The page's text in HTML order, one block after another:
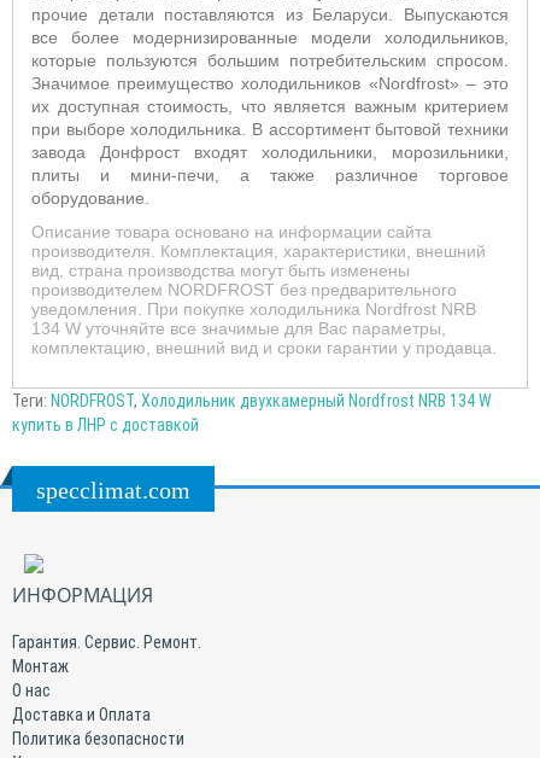
прочие детали поставляются из Беларуси. Выпускаются
все более модернизированные модели холодильников,
которые пользуются большим потребительским спросом.
Значимое преимущество холодильников «Nordfrost» – это
их доступная стоимость, что является важным критерием
при выборе холодильника. В ассортимент бытовой техники
завода Донфрост входят холодильники, морозильники,
плиты и мини-печи, а также различное торговое
оборудование.
Описание товара основано на информации сайта
производителя. Комплектация, характеристики, внешний
вид, страна производства могут быть изменены
производителем NORDFROST без предварительного
уведомления. При покупке холодильника Nordfrost NRB
134 W уточняйте все значимые для Вас параметры,
комплектацию, внешний вид и сроки гарантии у продавца.
Теги: NORDFROST, Холодильник двухкамерный Nordfrost NRB 134 W
купить в ЛНР с доставкой
specclimat.com
ИНФОРМАЦИЯ
Гарантия. Сервис. Ремонт.
Монтаж
О нас
Доставка и Оплата
Политика безопасности